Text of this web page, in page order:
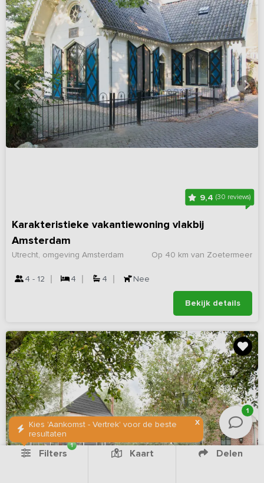
9,4 (30 reviews)
Karakteristieke vakantiewoning vlakbij
Amsterdam
Op 40 km van Zoetermeer
Utrecht, omgeving Amsterdam
4 - 12 4 4 Nee
Bekijk details
X
Kies 'Aankomst - Vertrek' voor de beste
resultaten
1
Filters
1
Kaart Delen